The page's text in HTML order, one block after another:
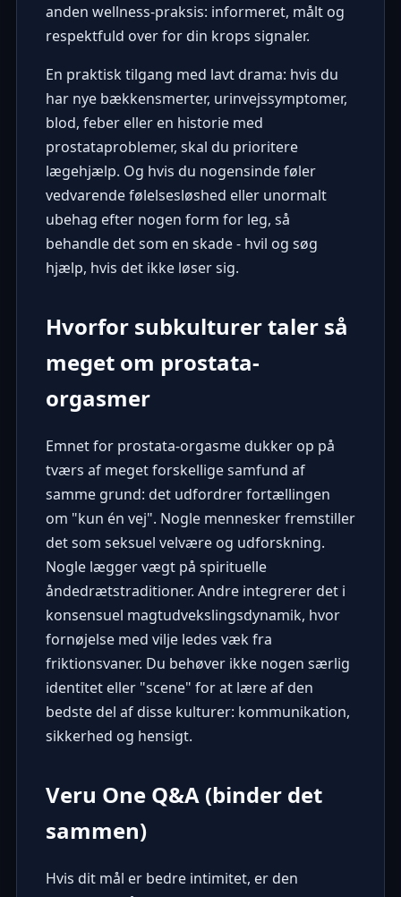
anden wellness-praksis: informeret, målt og
respektfuld over for din krops signaler.
En praktisk tilgang med lavt drama: hvis du
har nye bækkensmerter, urinvejssymptomer,
blod, feber eller en historie med
prostataproblemer, skal du prioritere
lægehjælp. Og hvis du nogensinde føler
vedvarende følelsesløshed eller unormalt
ubehag efter nogen form for leg, så
behandle det som en skade - hvil og søg
hjælp, hvis det ikke løser sig.
Hvorfor subkulturer taler så
meget om prostata-
orgasmer
Emnet for prostata-orgasme dukker op på
tværs af meget forskellige samfund af
samme grund: det udfordrer fortællingen
om "kun én vej". Nogle mennesker fremstiller
det som seksuel velvære og udforskning.
Nogle lægger vægt på spirituelle
åndedrætstraditioner. Andre integrerer det i
konsensuel magtudvekslingsdynamik, hvor
fornøjelse med vilje ledes væk fra
friktionsvaner. Du behøver ikke nogen særlig
identitet eller "scene" for at lære af den
bedste del af disse kulturer: kommunikation,
sikkerhed og hensigt.
Veru One Q&A (binder det
sammen)
Hvis dit mål er bedre intimitet, er den